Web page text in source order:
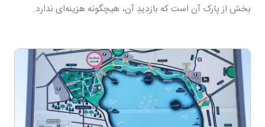
بخش از پارک آن است که بازدیدِ آن، هیچگونه هزینه‌ای ندارد.